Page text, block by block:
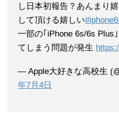
し日本初報告？あんまり
して頂ける嬉しい
一部の｢iPhone 6s/6s Plus
てしまう問題が発生
— Apple大好きな高校生
年7月4日